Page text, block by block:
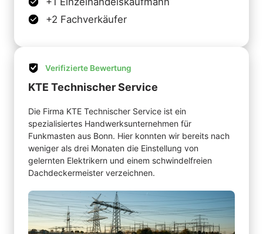
+2 Fachverkäufer
Verifizierte Bewertung
KTE Technischer Service
Die Firma KTE Technischer Service ist ein
spezialisiertes Handwerksunternehmen für
Funkmasten aus Bonn. Hier konnten wir bereits nach
weniger als drei Monaten die Einstellung von
gelernten Elektrikern und einem schwindelfreien
Dachdeckermeister verzeichnen.